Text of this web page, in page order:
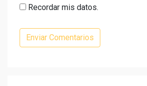
Recordar mis datos.